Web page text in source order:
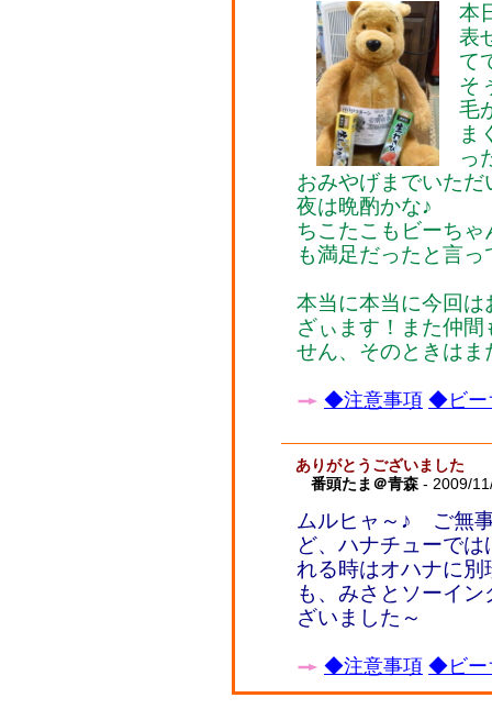
本
表
て
そ
毛
ま
っ
おみやげまでいた
夜は晩酌かな♪
ちこたこもビーち
も満足だったと言っ
本当に本当に今回
ざぃます！また仲
せん、そのときは
◆注意事項 ◆ビー
ありがとうございました
番頭たま＠青森 - 2009/
ムルヒャ～♪ ご無
ど、ハナチューで
れる時はオハナに
も、みさとソーイ
ざいました～
◆注意事項 ◆ビー